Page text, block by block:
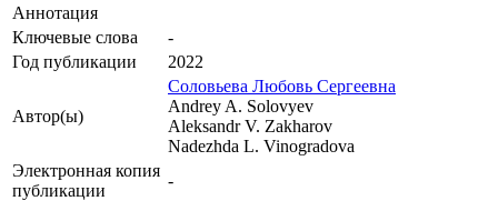
Аннотация
Ключевые cлова
-
Год публикации
2022
Автор(ы)
Соловьева Любовь Сергеевна
Andrey A. Solovyev
Aleksandr V. Zakharov
Nadezhda L. Vinogradova
Электронная копия
публикации
-